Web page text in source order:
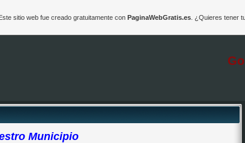
Municipio
sitio web fue creado gratuitamente con PaginaWebGratis.es. ¿Quieres tener